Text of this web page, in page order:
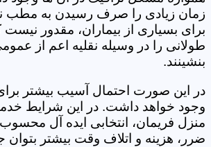
زمان زیادی را صرف رسیدن به مطب
برای بسیاری از بیماران، مقدور
طولانی را در وسیله نقلیه اعم از
بنشینند.
در این صورت احتمال آسیب بیشتر
وجود خواهد داشت. در این شرایط
منزل فریمان، انتخابی ایده آل
ضرر، هزینه و اتلاف وقت بیشتر بتوان